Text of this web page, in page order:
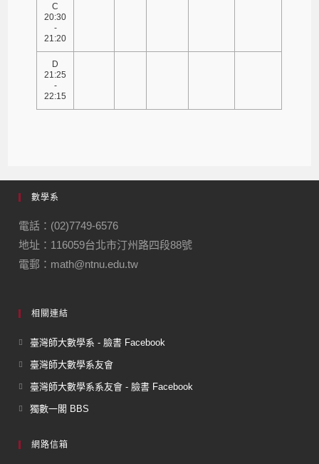
C
20:30
-
21:20
D
21:25
-
22:15
數學系
電話：(02)7749-6576
地址：116059台北市汀州路四段88號
電郵：math@ntnu.edu.tw
相關連結
臺灣師大數學系 - 臉書 Facebook
臺灣師大數學系友會
臺灣師大數學系系友會 - 臉書 Facebook
獨數一閣 BBS
網路信箱